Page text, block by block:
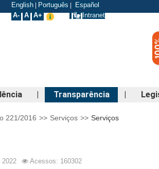
English Português
Español
A- A A+ Intranet
| Transparência |
221/2016 >> Serviços >> Serviços
2022 Acessos: 160302